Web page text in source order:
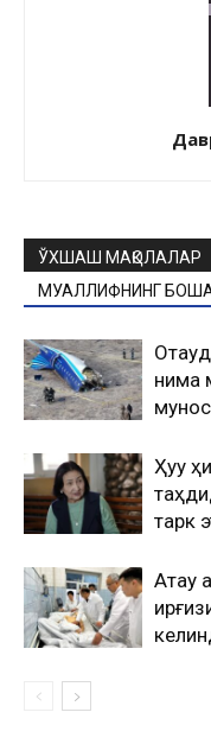
ЎХШАШ МАҚОЛАЛАР
МУАЛЛИФНИНГ
нима
Ҳуқуқ
тарк
Ақтау